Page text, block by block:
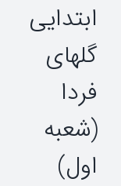
ابتدایی
گلهای
فردا
(شعبه
اول)